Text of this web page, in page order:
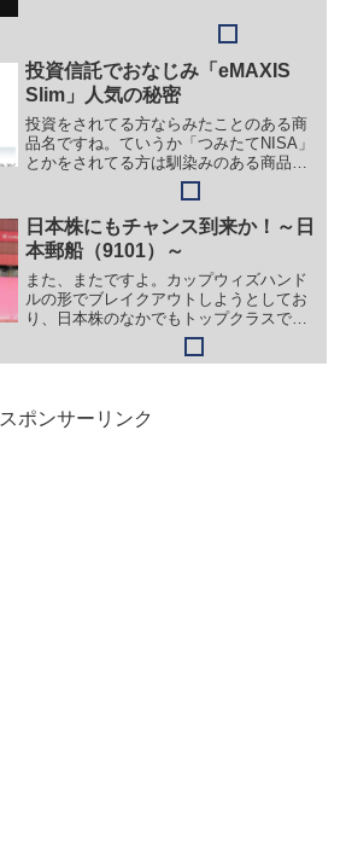
やっちゃダメなのか？といわれるとダメ
とは言えません。それは人それぞれの考
えがあるからです。
投資信託でおなじみ「eMAXIS
Slim」人気の秘密
投資をされてる方ならみたことのある商
品名ですね。ていうか「つみたてNISA」
とかをされてる方は馴染みのある商品名
ですね。馴染みがあるということは人気
があるということで、その秘密について
探っていきたいと思います。
日本株にもチャンス到来か！～日
本郵船（9101）～
また、またですよ。カップウィズハンド
ルの形でブレイクアウトしようとしてお
り、日本株のなかでもトップクラスで伸
び率の高い優良株です。ただ次回配当が
スポンサーリンク